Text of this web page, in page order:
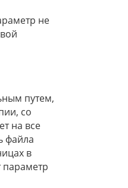
не
путем,
со
на все
файла
в
параметр